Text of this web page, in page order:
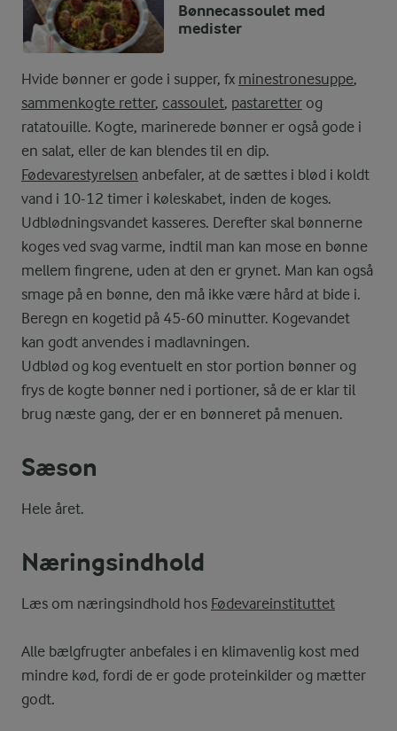
Bønnecassoulet med
medister
Hvide bønner er gode i supper, fx minestronesuppe,
sammenkogte retter, cassoulet, pastaretter og
ratatouille. Kogte, marinerede bønner er også gode i
en salat, eller de kan blendes til en dip.
Fødevarestyrelsen anbefaler, at de sættes i blød i koldt
vand i 10-12 timer i køleskabet, inden de koges.
Udblødningsvandet kasseres. Derefter skal bønnerne
koges ved svag varme, indtil man kan mose en bønne
mellem fingrene, uden at den er grynet. Man kan også
smage på en bønne, den må ikke være hård at bide i.
Beregn en kogetid på 45-60 minutter. Kogevandet
kan godt anvendes i madlavningen.
Udblød og kog eventuelt en stor portion bønner og
frys de kogte bønner ned i portioner, så de er klar til
brug næste gang, der er en bønneret på menuen.
Sæson
Hele året.
Næringsindhold
Læs om næringsindhold hos Fødevareinstituttet
Alle bælgfrugter anbefales i en klimavenlig kost med
mindre kød, fordi de er gode proteinkilder og mætter
godt.